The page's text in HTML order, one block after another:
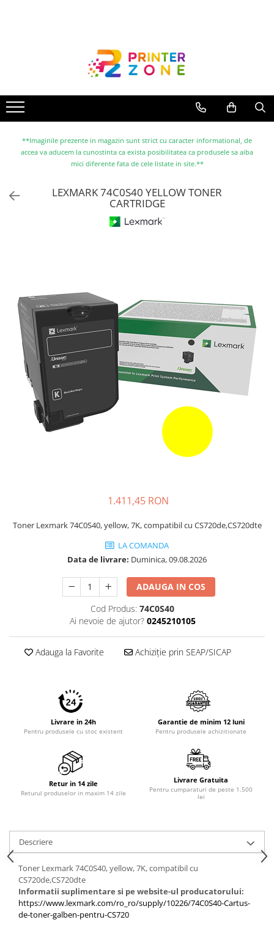
Imprimante cu jet
Multifunctionale laser
Multifunctionale cu jet
Imprimante etichete
Scanere
Consumabile imprimanta
Tonere
Drum unit
Capete imprimare
Cartuse inkjet si cerneala
Hartie
Ribbon
Developer
Drum unit compatibile
Imprimante 3D
Accesorii imprimante 3D
Filament imprimanta 3D
Laptopuri / notebookuri
Laptopuri gaming
Accesorii laptop
Piese si accesorii
Accesorii Printing
Desktop PC
Workstation
All-in-One PC
Mini PC
Monitoare
Monitoare LED
**Imaginile prezente in magazin sunt strict cu caracter informational, de
accea va aducem la cunostinta ca exista posibilitatea ca produsele sa aiba
mici diferente fata de cele listate in site.**
LEXMARK 74C0S40 YELLOW TONER
CARTRIDGE
1.411,45 RON
Toner Lexmark 74C0S40, yellow, 7K, compatibil cu CS720de,CS720dte
LA COMANDA
Data de livrare: Duminica, 09.08.2026
ADAUGA IN COS
Cod Produs: 74C0S40
Ai nevoie de ajutor? 0245210105
Adauga la Favorite Achiziție prin SEAP/SICAP
Livrare in 24h
Pentru produsele cu stoc existent
Garantie de minim 12 luni
Pentru produsele achizitionate
Retur in 14 zile
Returul produselor in maxim 14 zile
Livrare Gratuita
Pentru cumparaturi de peste 1.500
lei
Descriere
Toner Lexmark 74C0S40, yellow, 7K, compatibil cu
CS720de,CS720dte
Informatii suplimentare si pe website-ul producatorului:
https://www.lexmark.com/ro_ro/supply/10226/74C0S40-Cartus-
de-toner-galben-pentru-CS720